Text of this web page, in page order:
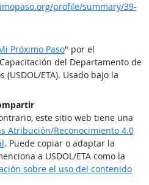
profile/summary/39-
Próximo Paso" por el
del Departamento de
ETA). Usado bajo la
este sitio web tiene una
Atribución/Reconocimiento 4.0
. Puede copiar o adaptar la
a USDOL/ETA como la
sobre el uso del contenido